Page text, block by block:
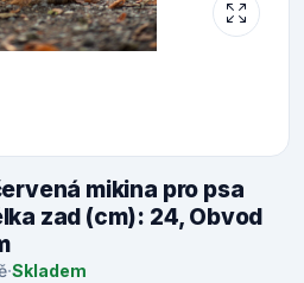
mikina pro psa
zad (cm): 24, Obvod
·Skladem